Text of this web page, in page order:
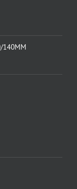
140MM